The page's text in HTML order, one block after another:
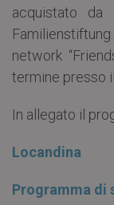
acquistato da
network
termine presso
In allegato il
Locandina
Programma di